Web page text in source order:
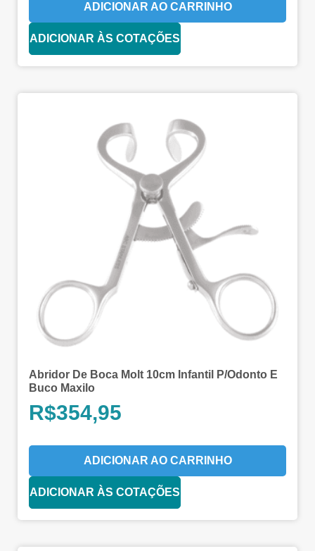
ADICIONAR AO CARRINHO
ADICIONAR ÀS COTAÇÕES
Abridor De Boca Molt 10cm Infantil P/Odonto E
Buco Maxilo
R$354,95
ADICIONAR AO CARRINHO
ADICIONAR ÀS COTAÇÕES